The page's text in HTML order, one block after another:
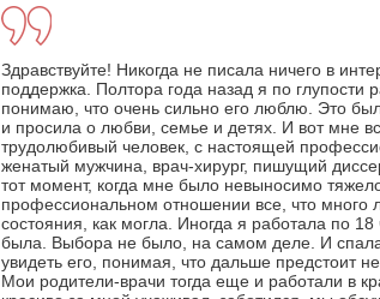
Здравствуйте! Никогда не писала ничего в
поддержка. Полтора года назад я по глупости
понимаю, что очень сильно его люблю. Это
и просила о любви, семье и детях. И вот мне
трудолюбивый человек, с настоящей
женатый мужчина, врач-хирург, пишущий
тот момент, когда мне было невыносимо
профессиональном отношении все, что много
состояния, как могла. Иногда я работала по
была. Выбора не было, на самом деле. И
увидеть его, понимая, что дальше предстоит
Мои родители-врачи тогда еще и работали в